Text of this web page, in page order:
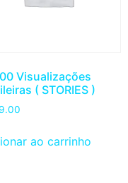
Visualizações
( STORIES )
ao carrinho